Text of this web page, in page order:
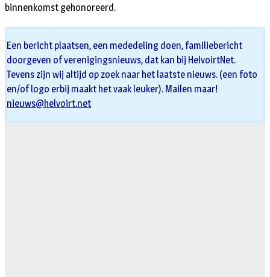
binnenkomst gehonoreerd.
Een bericht plaatsen, een mededeling doen, familiebericht
doorgeven of verenigingsnieuws, dat kan bij HelvoirtNet.
Tevens zijn wij altijd op zoek naar het laatste nieuws. (een foto
en/of logo erbij maakt het vaak leuker). Mailen maar!
nieuws@helvoirt.net